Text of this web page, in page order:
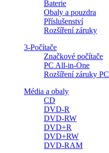
Baterie
Obaly a pouzdra
Příslušenství
Rozšíření záruky
3-Počítače
Značkové počítače
PC All-in-One
Rozšíření záruky PC
Média a obaly
CD
DVD-R
DVD-RW
DVD+R
DVD+RW
DVD-RAM